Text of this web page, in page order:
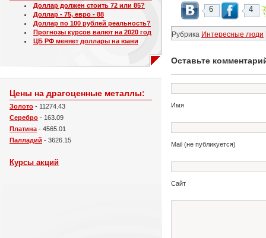
Доллар должен стоить 72 или 85?
Доллар - 75, евро - 88
Доллар по 100 рублей реальность?
Прогнозы курсов валют на 2020 год
ЦБ РФ меняет доллары на юани
Цены на драгоценные металлы:
Золото - 11274.43
Серебро - 163.09
Платина - 4565.01
Палладий - 3626.15
Курсы акций
6 4
Рубрика Интересные люди
Оставьте
Имя
Mail (не публикуется)
Сайт